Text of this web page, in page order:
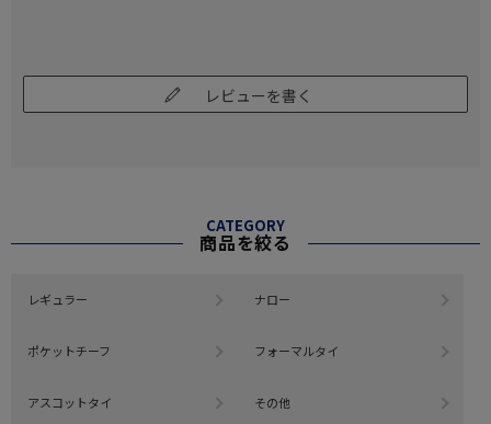
レビューを書く
CATEGORY
商品を絞る
レギュラー ナロー
ポケットチーフ フォーマルタイ
アスコットタイ その他